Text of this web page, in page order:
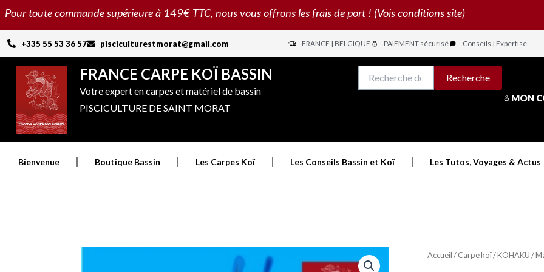
Aller
contenu
Pour toute commande supérieure à 149€ TTC, nous vous offrons les frais de port ! (Vois conditions site)
+335 55 53 36 57 pisciculturestmorat@gmail.com FRANCE | BELGIQUE PAIEMENT sécurisé Conseils | Expertise
FRANCE CARPE KOÏ BASSIN
Votre expert en carpes et matériel de bassin
PISCICULTURE DE SAINT MORAT
pour :
Recherche
MON
Bienvenue Boutique Bassin Les Carpes Koï Les Conseils Bassin et Koï Les Tutos, Voyages & Actus
Accueil/Carpe koï/KOHAKU/